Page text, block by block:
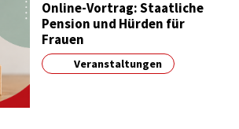
Online-Vortrag: Staatliche
Pension und Hürden für
Frauen
Veranstaltungen